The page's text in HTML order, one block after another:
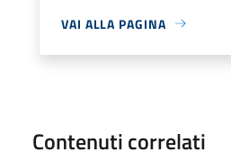
VAI ALLA PAGINA
Contenuti correlati